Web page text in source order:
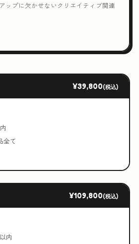
ップに欠かせないクリエイティブ関連
¥39,800(税込)
全て
¥109,800(税込)
内